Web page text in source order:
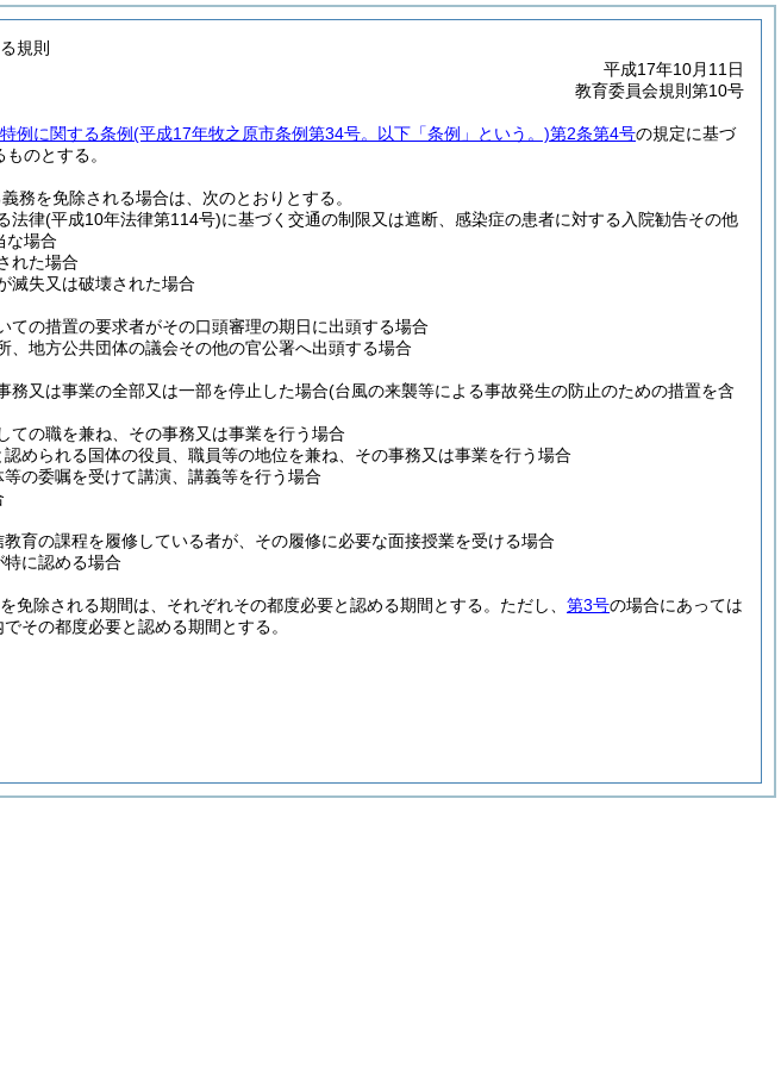
規則
平成17年10月11日
教育委員会規則第10号
例に関する条例(平成17年牧之原市条例第34号。以下「条例」という。)第2条第4号の規定に基づ
のとする。
務を免除される場合は、次のとおりとする。
法律(平成10年法律第114号)に基づく交通の制限又は遮断、感染症の患者に対する入院勧告その他
な場合
れた場合
滅失又は破壊された場合
の措置の要求者がその口頭審理の期日に出頭する場合
地方公共団体の議会その他の官公署へ出頭する場合
務又は事業の全部又は一部を停止した場合(台風の来襲等による事故発生の防止のための措置を含
ての職を兼ね、その事務又は事業を行う場合
められる国体の役員、職員等の地位を兼ね、その事務又は事業を行う場合
の委嘱を受けて講演、講義等を行う場合
育の課程を履修している者が、その履修に必要な面接授業を受ける場合
に認める場合
免除される期間は、それぞれその都度必要と認める期間とする。 ただし、 第3号の場合にあっては
その都度必要と認める期間とする。